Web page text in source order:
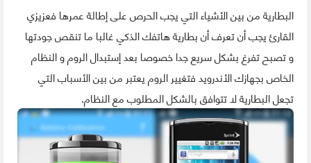
البطارية من بين الأشياء التي يجب الحرص على إطالة عمرها فعزيزي
القارئ يجب أن تعرف أن بطارية هاتفك الذكي غالبا ما تنقص جودتها
و تصبح تفرغ بشكل سريع جدا خصوصا بعد إستبدال الروم و النظام
الخاص بجهازك الأندرويد فتغيير الروم يعتبر من بين الأسباب التي
تجعل البطارية لا تتوافق بالشكل المطلوب مع النظام.